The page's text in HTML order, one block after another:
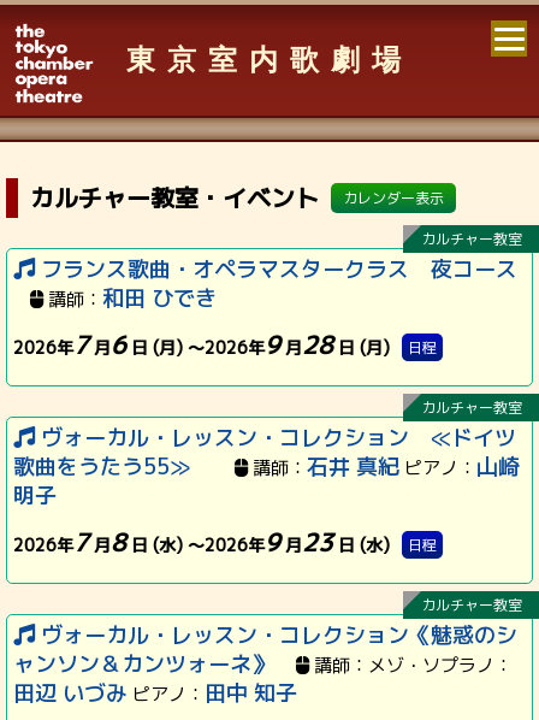
東京室内歌劇場
カルチャー教室・イベント カレンダー表示
フランス歌曲・オペラマスタークラス 夜コース
講師： 和田 ひでき
カルチャー教室
2026年7月6日 (月) ～2026年9月28日 (月) 日程
ヴォーカル・レッスン・コレクション ≪ドイツ
歌曲をうたう55≫
講師： 石井 真紀 ピアノ： 山崎
明子
カルチャー教室
2026年7月8日 (水) ～2026年9月23日 (水) 日程
ヴォーカル・レッスン・コレクション《魅惑のシ
ャンソン＆カンツォーネ》
講師：メゾ・ソプラノ：
田辺 いづみ ピアノ： 田中 知子
カルチャー教室